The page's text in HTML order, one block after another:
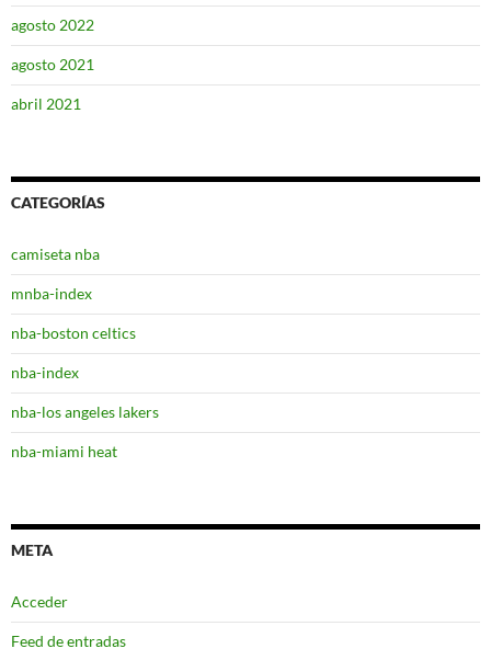
agosto 2022
agosto 2021
abril 2021
CATEGORÍAS
camiseta nba
mnba-index
nba-boston celtics
nba-index
nba-los angeles lakers
nba-miami heat
META
Acceder
Feed de entradas